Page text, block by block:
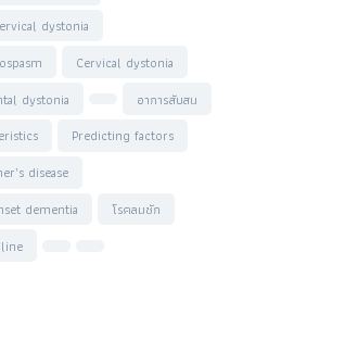
dystonia
Cervical dystonia
dystonia
อาการสับสน
Predicting factors
disease
dementia
โรคลมชัก